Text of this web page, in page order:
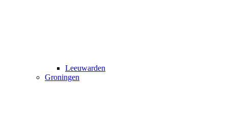
Leeuwarden
Groningen